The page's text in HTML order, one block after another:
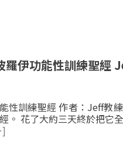
羅伊功能性訓練聖經
性訓練聖經 作者：Jeff教
。 花了大約三天終於把它